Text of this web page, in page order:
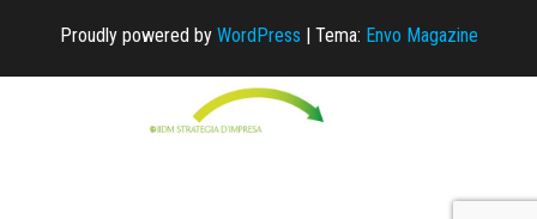
Proudly powered by WordPress | Tema: Envo Magazine